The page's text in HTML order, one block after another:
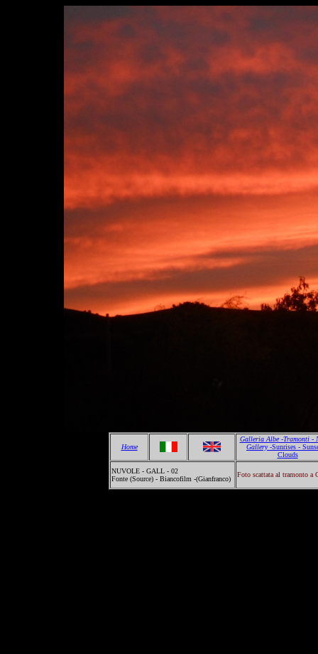
Home
Galleria Albe -Tramonti -
Gallery -Sunrises -
Clouds
NUVOLE - GALL - 02
Fonte (Source) - Biancofilm -(Gianfranco)
Foto scattata al tramonto a